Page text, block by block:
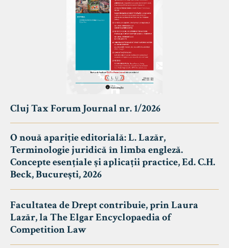
Cluj Tax Forum Journal nr. 1/2026
O nouă apariție editorială: L. Lazăr,
Terminologie juridică în limba engleză.
Concepte esențiale și aplicații practice, Ed. C.H.
Beck, București, 2026
Facultatea de Drept contribuie, prin Laura
Lazăr, la The Elgar Encyclopaedia of
Competition Law